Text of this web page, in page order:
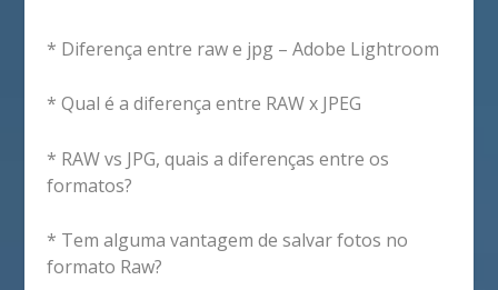
* Diferença entre raw e jpg – Adobe Lightroom
* Qual é a diferença entre RAW x JPEG
* RAW vs JPG, quais a diferenças entre os
formatos?
* Tem alguma vantagem de salvar fotos no
formato Raw?